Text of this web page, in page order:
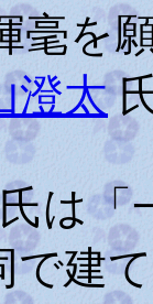
毫を
澄太
「
で建